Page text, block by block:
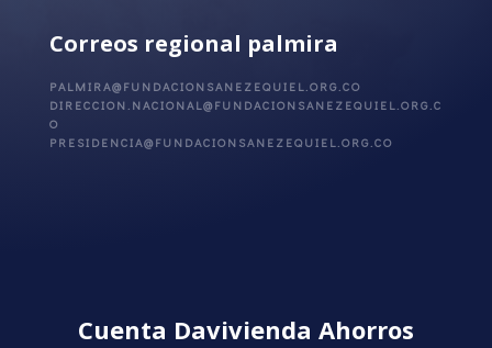
Correos regional palmira
PALMIRA@FUNDACIONSANEZEQUIEL.ORG.CO
DIRECCION.NACIONAL@FUNDACIONSANEZEQUIEL.ORG.C
O
PRESIDENCIA@FUNDACIONSANEZEQUIEL.ORG.CO
Cuenta Davivienda Ahorros